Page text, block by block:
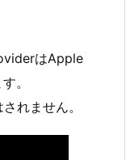
はApple
。
れません。